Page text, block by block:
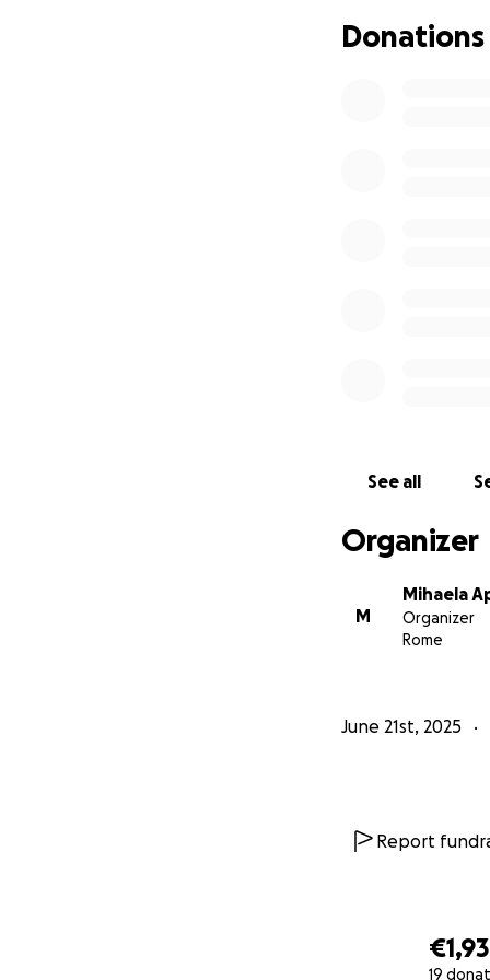
19
Siamo a Roma
Donations
See all
Organizer
M
Mihaela
Organizer
Rome
June 21st, 2025
Report